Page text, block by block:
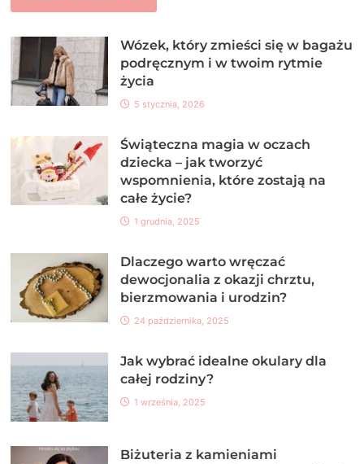
Wózek, który zmieści się w bagażu
podręcznym i w twoim rytmie
życia
5 stycznia, 2026
Świąteczna magia w oczach
dziecka – jak tworzyć
wspomnienia, które zostają na
całe życie?
1 grudnia, 2025
Dlaczego warto wręczać
dewocjonalia z okazji chrztu,
bierzmowania i urodzin?
24 października, 2025
Jak wybrać idealne okulary dla
całej rodziny?
1 września, 2025
Biżuteria z kamieniami